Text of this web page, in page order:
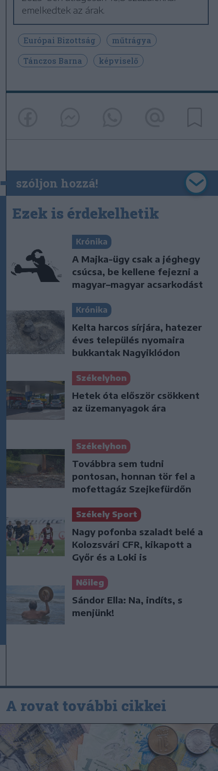
emelkedtek az árak.
Európai Bizottság
műtrágya
Tánczos Barna
képviselő
szóljon hozzá!
Ezek is érdekelhetik
Krónika
A Majka-ügy csak a jéghegy
csúcsa, be kellene fejezni a
magyar–magyar acsarkodást
Krónika
Kelta harcos sírjára, hatezer
éves település nyomaira
bukkantak Nagyiklódon
Székelyhon
Hetek óta először csökkent
az üzemanyagok ára
Székelyhon
Továbbra sem tudni
pontosan, honnan tör fel a
mofettagáz Szejkefürdőn
Székely Sport
Nagy pofonba szaladt belé a
Kolozsvári CFR, kikapott a
Győr és a Loki is
Nőileg
Sándor Ella: Na, indíts, s
menjünk!
A rovat további cikkei